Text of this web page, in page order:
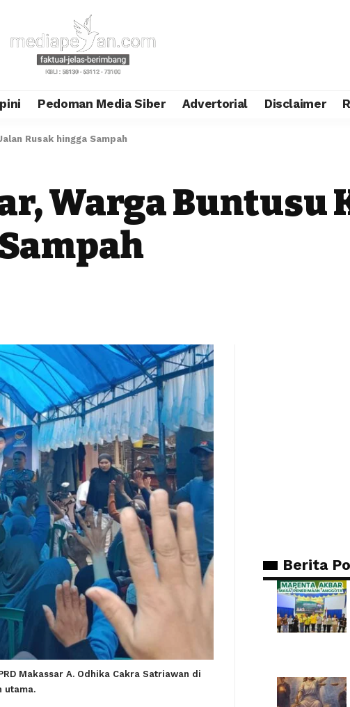
Pedoman Media Siber Advertorial Disclaimer
Rusak hingga Sampah
Warga
Makassar A. Odhika Cakra Satriawan di
utama.
Berita